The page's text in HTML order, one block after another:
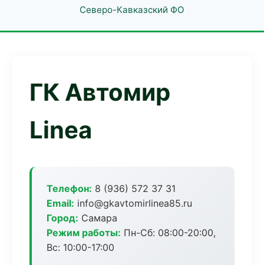
Северо-Кавказский ФО
ГК Автомир
Linea
Телефон: 8 (936) 572 37 31
Email: info@gkavtomirlinea85.ru
Город: Самара
Режим работы: Пн-Сб: 08:00-20:00,
Вс: 10:00-17:00